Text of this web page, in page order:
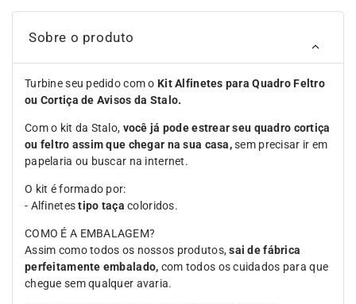
Sobre o produto
Turbine seu pedido com o Kit Alfinetes para Quadro Feltro
ou Cortiça de Avisos da Stalo.
Com o kit da Stalo, você já pode estrear seu quadro cortiça
ou feltro assim que chegar na sua casa,sem precisar ir em
papelaria ou buscar na internet.
O kit é formado por:
- Alfinetestipo taça coloridos.
COMO É A EMBALAGEM?
Assim como todos os nossos produtos,sai de fábrica
perfeitamente embalado, com todos os cuidados para que
chegue sem qualquer avaria.